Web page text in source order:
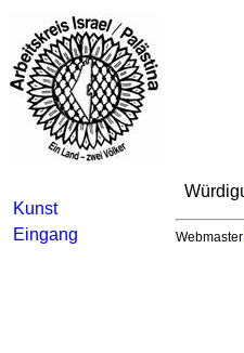
Kunst
Eingang